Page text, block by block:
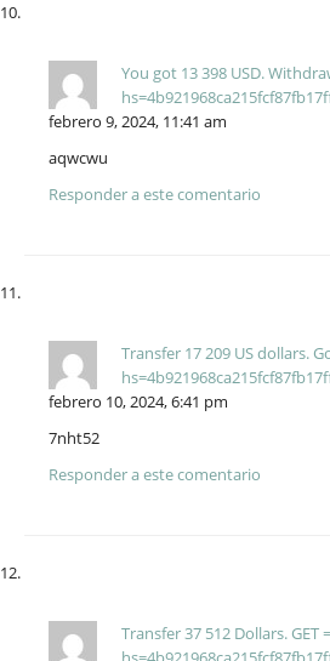
You got 13 398 USD.
febrero 9, 2024, 11:41 am
aqwcwu
Responder a este comentario
Transfer 17 209 US dollars.
febrero 10, 2024, 6:41 pm
7nht52
Responder a este comentario
Transfer 37 512 Dollars.